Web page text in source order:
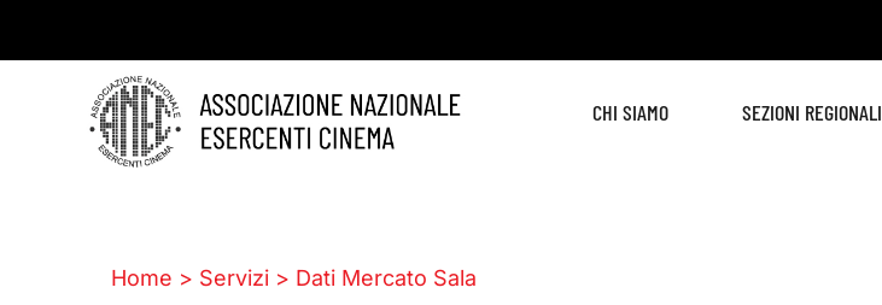
CHI SIAMO SEZIONI REGIONALI
Home > Servizi > Dati Mercato Sala